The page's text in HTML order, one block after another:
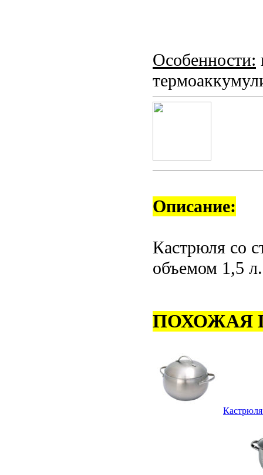
Особенности:
Описание:
Кастрюля со
объемом 1,5 л.
ПОХОЖАЯ